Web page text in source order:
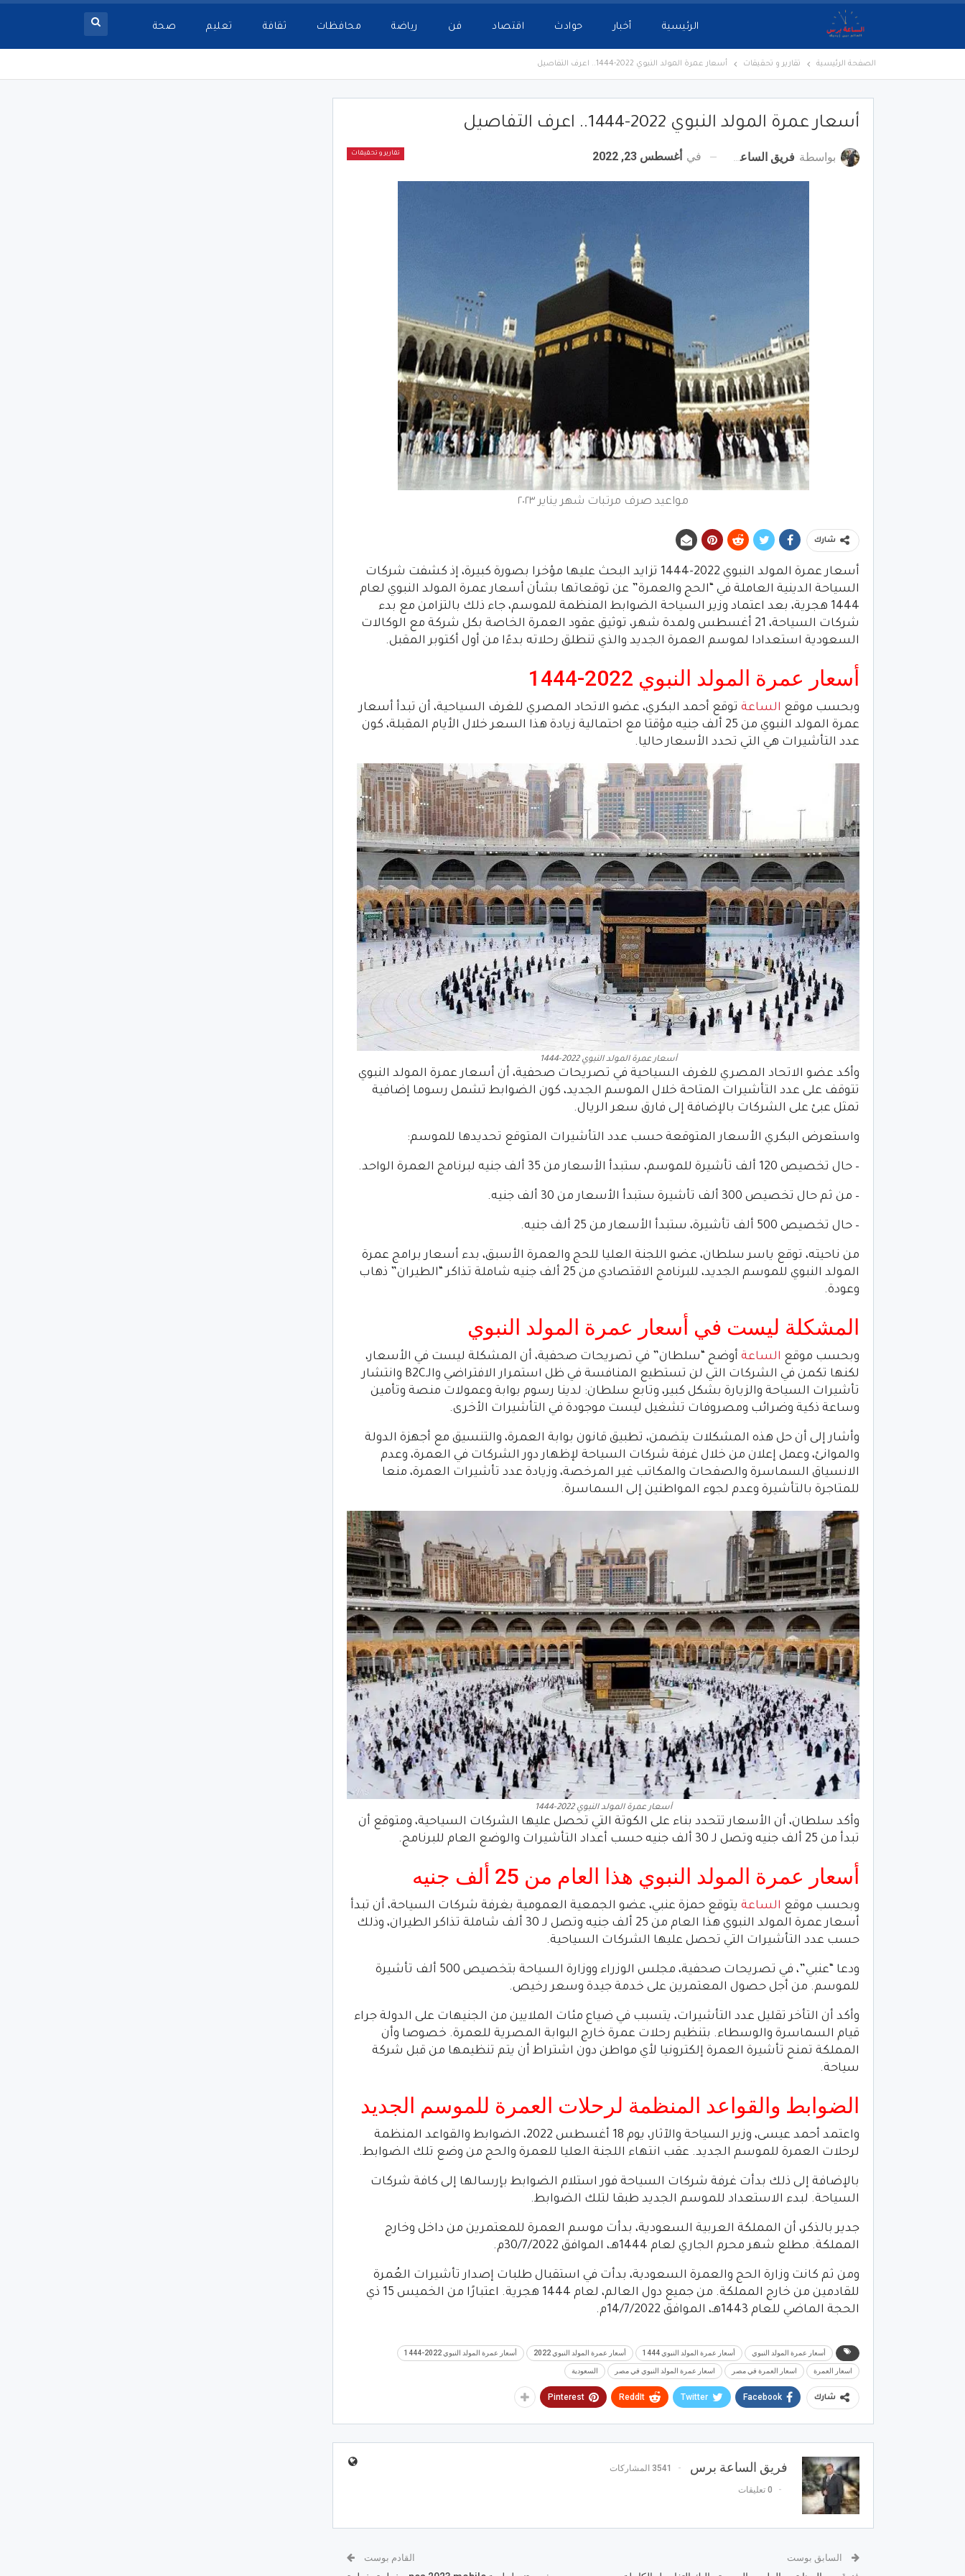
الرئيسية أخبار حوادث اقتصاد فن رياضة محافظات ثقافة تعليم صحة
الصفحة الرئيسية تقارير و تحقيقات أسعار عمرة المولد النبوي 2022-1444.. اعرف التفاصيل
أسعار عمرة المولد النبوي 2022-1444.. اعرف التفاصيل
تقارير و تحقيقات بواسطة فريق الساعة برس في أغسطس 23, 2022
مواعيد صرف مرتبات شهر يناير ٢٠٢٣
شارك
أسعار عمرة المولد النبوي 2022-1444 تزايد البحث عليها مؤخرا بصورة كبيرة، إذ كشفت شركات
السياحة الدينية العاملة في “الحج والعمرة” عن توقعاتها بشأن أسعار عمرة المولد النبوي لعام
1444 هجرية، بعد اعتماد وزير السياحة الضوابط المنظمة للموسم، جاء ذلك بالتزامن مع بدء
شركات السياحة، 21 أغسطس ولمدة شهر، توثيق عقود العمرة الخاصة بكل شركة مع الوكالات
السعودية استعدادا لموسم العمرة الجديد والذي تنطلق رحلاته بدءًا من أول أكتوبر المقبل.
أسعار عمرة المولد النبوي 2022-1444
وبحسب موقع الساعة توقع أحمد البكري، عضو الاتحاد المصري للغرف السياحية، أن تبدأ أسعار
عمرة المولد النبوي من 25 ألف جنيه مؤقتا مع احتمالية زيادة هذا السعر خلال الأيام المقبلة، كون
عدد التأشيرات هي التي تحدد الأسعار حاليا.
أسعار عمرة المولد النبوي 2022-1444
وأكد عضو الاتحاد المصري للغرف السياحية في تصريحات صحفية، أن أسعار عمرة المولد النبوي
تتوقف على عدد التأشيرات المتاحة خلال الموسم الجديد، كون الضوابط تشمل رسوما إضافية
تمثل عبئ على الشركات بالإضافة إلى فارق سعر الريال.
واستعرض البكري الأسعار المتوقعة حسب عدد التأشيرات المتوقع تحديدها للموسم:
– حال تخصيص 120 ألف تأشيرة للموسم، ستبدأ الأسعار من 35 ألف جنيه لبرنامج العمرة الواحد.
– من ثم حال تخصيص 300 ألف تأشيرة ستبدأ الأسعار من 30 ألف جنيه.
– حال تخصيص 500 ألف تأشيرة، ستبدأ الأسعار من 25 ألف جنيه.
من ناحيته، توقع ياسر سلطان، عضو اللجنة العليا للحج والعمرة الأسبق، بدء أسعار برامج عمرة
المولد النبوي للموسم الجديد، للبرنامج الاقتصادي من 25 ألف جنيه شاملة تذاكر “الطيران” ذهاب
وعودة.
المشكلة ليست في أسعار عمرة المولد النبوي
وبحسب موقع الساعة أوضح “سلطان” في تصريحات صحفية، أن المشكلة ليست في الأسعار،
لكنها تكمن في الشركات التي لن تستطيع المنافسة في ظل استمرار الافتراضي والـB2C وانتشار
تأشيرات السياحة والزيارة بشكل كبير، وتابع سلطان: لدينا رسوم بوابة وعمولات منصة وتأمين
وساعة ذكية وضرائب ومصروفات تشغيل ليست موجودة في التأشيرات الأخرى.
وأشار إلى أن حل هذه المشكلات يتضمن، تطبيق قانون بوابة العمرة، والتنسيق مع أجهزة الدولة
والموانئ، وعمل إعلان من خلال غرفة شركات السياحة لإظهار دور الشركات في العمرة، وعدم
الانسياق السماسرة والصفحات والمكاتب غير المرخصة، وزيادة عدد تأشيرات العمرة، منعا
للمتاجرة بالتأشيرة وعدم لجوء المواطنين إلى السماسرة.
أسعار عمرة المولد النبوي 2022-1444
وأكد سلطان، أن الأسعار تتحدد بناء على الكوتة التي تحصل عليها الشركات السياحية، ومتوقع أن
تبدأ من 25 ألف جنيه وتصل لـ 30 ألف جنيه حسب أعداد التأشيرات والوضع العام للبرنامج.
أسعار عمرة المولد النبوي هذا العام من 25 ألف جنيه
وبحسب موقع الساعة يتوقع حمزة عنبي، عضو الجمعية العمومية بغرفة شركات السياحة، أن تبدأ
أسعار عمرة المولد النبوي هذا العام من 25 ألف جنيه وتصل لـ 30 ألف شاملة تذاكر الطيران، وذلك
حسب عدد التأشيرات التي تحصل عليها الشركات السياحية.
ودعا “عنبي”، في تصريحات صحفية، مجلس الوزراء ووزارة السياحة بتخصيص 500 ألف تأشيرة
للموسم. من أجل حصول المعتمرين على خدمة جيدة وسعر رخيص.
وأكد أن التأخر تقليل عدد التأشيرات، يتسبب في ضياع مئات الملايين من الجنيهات على الدولة جراء
قيام السماسرة والوسطاء. بتنظيم رحلات عمرة خارج البوابة المصرية للعمرة. خصوصا وأن
المملكة تمنح تأشيرة العمرة إلكترونيا لأي مواطن دون اشتراط أن يتم تنظيمها من قبل شركة
سياحة.
الضوابط والقواعد المنظمة لرحلات العمرة للموسم الجديد
واعتمد أحمد عيسى، وزير السياحة والآثار، يوم 18 أغسطس 2022، الضوابط والقواعد المنظمة
لرحلات العمرة للموسم الجديد. عقب انتهاء اللجنة العليا للعمرة والحج من وضع تلك الضوابط.
بالإضافة إلى ذلك بدأت غرفة شركات السياحة فور استلام الضوابط بإرسالها إلى كافة شركات
السياحة. لبدء الاستعداد للموسم الجديد طبقا لتلك الضوابط.
جدير بالذكر، أن المملكة العربية السعودية، بدأت موسم العمرة للمعتمرين من داخل وخارج
المملكة. مطلع شهر محرم الجاري لعام 1444هـ، الموافق 30/7/2022م.
ومن ثم كانت وزارة الحج والعمرة السعودية، بدأت في استقبال طلبات إصدار تأشيرات العُمرة
للقادمين من خارج المملكة. من جميع دول العالم، لعام 1444 هجرية. اعتبارًا من الخميس 15 ذي
الحجة الماضي للعام 1443هـ، الموافق 14/7/2022م.
أسعار عمرة المولد النبوي أسعار عمرة المولد النبوي 1444 أسعار عمرة المولد النبوي 2022 أسعار عمرة المولد النبوي 2022-1444
اسعار العمرة اسعار العمرة في مصر اسعار عمرة المولد النبوي في مصر السعودية
شارك Facebook
Twitter
ReddIt
Pinterest
فريق الساعة برس 3541 المشاركات
0 تعليقات
السابق بوست القادم بوست